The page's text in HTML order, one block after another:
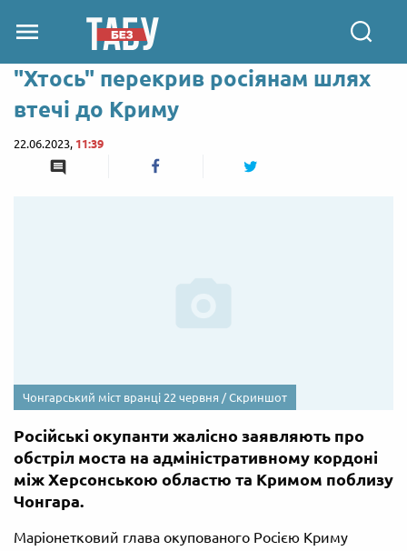
"Хтось" перекрив росіянам шлях
втечі до Криму
22.06.2023, 11:39
Чонгарський міст вранці 22 червня / Скриншот
Російські окупанти жалісно заявляють про
обстріл моста на адміністративному кордоні
між Херсонською областю та Кримом поблизу
Чонгара.
Маріонетковий глава окупованого Росією Криму